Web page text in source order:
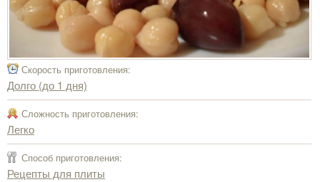
Скорость приготовления:
Долго (до 1 дня)
Сложность приготовления:
Легко
Способ приготовления:
Рецепты для плиты